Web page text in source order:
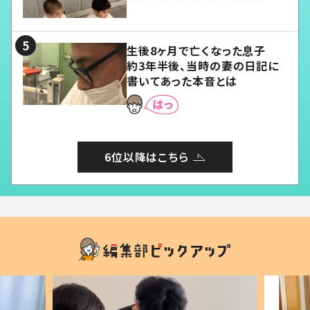
生後8ヶ月で亡くなった息子
約3年半後、当時の妻の日記に
書いてあった本音とは
6位以降はこちら